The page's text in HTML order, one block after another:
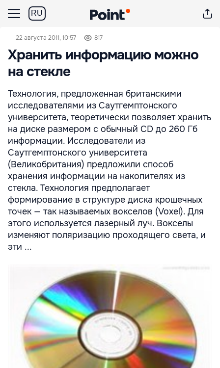
RU
22 августа 2011, 10:57 817
Хранить информацию можно
на стекле
Технология, предложенная британскими
исследователями из Саутгемптонского
университета, теоретически позволяет хранить
на диске размером с обычный CD до 260 Гб
информации. Исследователи из
Саутгемптонского университета
(Великобритания) предложили способ
хранения информации на накопителях из
стекла. Технология предполагает
формирование в структуре диска крошечных
точек — так называемых вокселов (Voxel). Для
этого используется лазерный луч. Вокселы
изменяют поляризацию проходящего света, и
эти ...